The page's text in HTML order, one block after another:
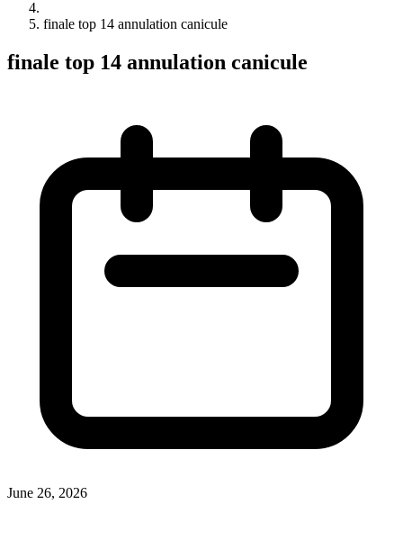
finale top 14 annulation canicule
finale top 14 annulation canicule
June 26, 2026